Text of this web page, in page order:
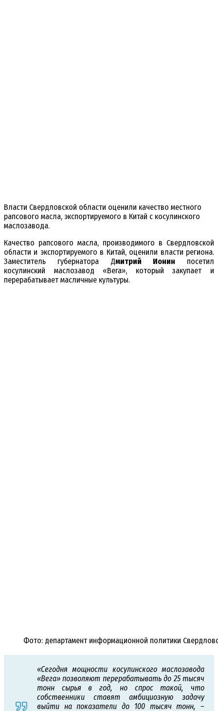
Власти Свердловской области оценили качество местного
рапсового масла, экспортируемого в Китай с косулинского
маслозавода.
Качество рапсового масла, производимого в Свердловской
области и экспортируемого в Китай, оценили власти региона.
Заместитель губернатора Дмитрий Ионин посетил
косулинский маслозавод «Вега», который закупает и
перерабатывает масличные культуры.
Фото: департамент информационной политики
«Сегодня мощности косулинского маслозавода
«Вега» позволяют перерабатывать до 25 тысяч
тонн сырья в год, но спрос такой, что
собственники ставят амбициозную задачу
выйти на показатели до 100 тысяч тонн, –